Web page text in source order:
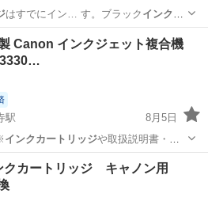
はすでにイン… す。ブラック インクカ
送時にはインクカートリッジは付属し
Canon インクジェット複合機
駅
8月5日
インクカートリッジや取扱説明書・元
生活家電
カートリッジ キャノン用